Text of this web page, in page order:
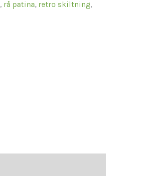
, rå patina, retro skiltning,